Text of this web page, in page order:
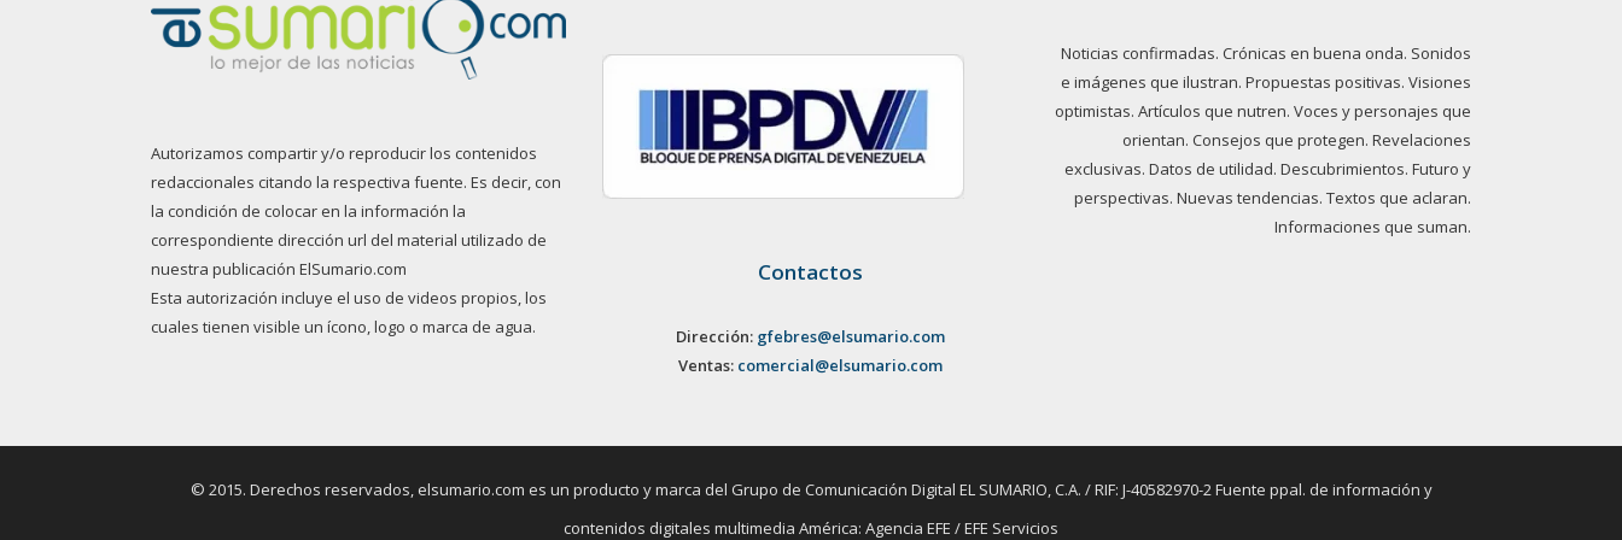
Autorizamos compartir y/o reproducir los contenidos
redaccionales citando la respectiva fuente. Es decir, con
la condición de colocar en la información la
correspondiente dirección url del material utilizado de
nuestra publicación ElSumario.com
Esta autorización incluye el uso de videos propios, los
cuales tienen visible un ícono, logo o marca de agua.
Contactos
Dirección: gfebres@elsumario.com
Ventas: comercial@elsumario.com
Noticias confirmadas. Crónicas en buena onda. Sonidos
e imágenes que ilustran. Propuestas positivas. Visiones
optimistas. Artículos que nutren. Voces y personajes que
orientan. Consejos que protegen. Revelaciones
exclusivas. Datos de utilidad. Descubrimientos. Futuro y
perspectivas. Nuevas tendencias. Textos que aclaran.
Informaciones que suman.
© 2015. Derechos reservados, elsumario.com es un producto y marca del Grupo de Comunicación Digital EL SUMARIO, C.A. / RIF: J-40582970-2 Fuente ppal. de información y
contenidos digitales multimedia América: Agencia EFE / EFE Servicios